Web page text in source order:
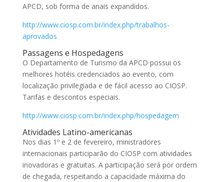
APCD, sob forma de anais expandidos.
http://www.ciosp.com.br/index.php/trabalhos-
aprovados
Passagens e Hospedagens
O Departamento de Turismo da APCD possui os
melhores hotéis credenciados ao evento, com
localização privilegiada e de fácil acesso ao CIOSP.
Tarifas e descontos especiais.
http://www.ciosp.com.br/index.php/hospedagem
Atividades Latino-americanas
Nos dias 1º e 2 de fevereiro, ministradores
internacionais participarão do CIOSP com atividades
inovadoras e gratuitas. A participação será por ordem
de chegada, respeitando a capacidade máxima do